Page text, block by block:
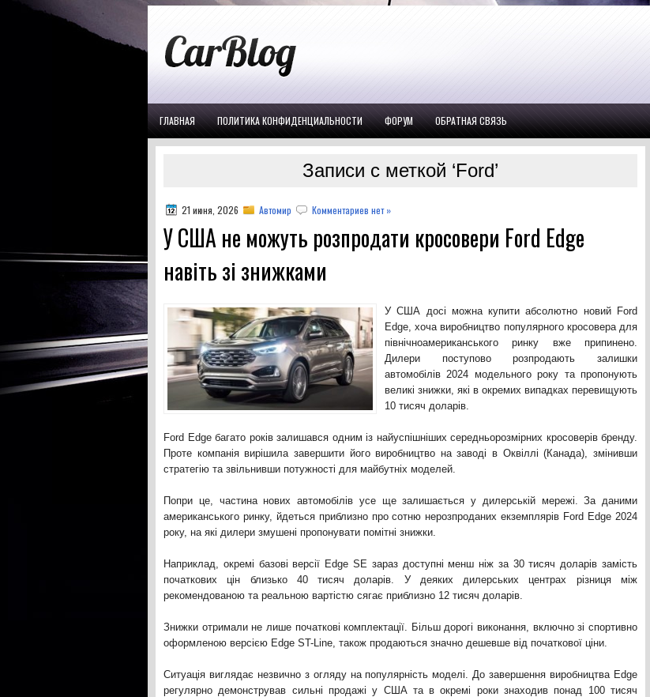
ГЛАВНАЯ ПОЛИТИКА КОНФИДЕНЦИАЛЬНОСТИ ФОРУМ ОБРАТНАЯ СВЯЗЬ
Записи с меткой ‘Ford’
21 июня, 2026 Автомир Комментариев нет »
У США не можуть розпродати кросовери Ford Edge
навіть зі знижками
У США досі можна купити абсолютно новий Ford
Edge, хоча виробництво популярного кросовера для
північноамериканського ринку вже припинено.
Дилери поступово розпродають залишки
автомобілів 2024 модельного року та пропонують
великі знижки, які в окремих випадках перевищують
10 тисяч доларів.
Ford Edge багато років залишався одним із найуспішніших середньорозмірних кросоверів бренду.
Проте компанія вирішила завершити його виробництво на заводі в Оквіллі (Канада), змінивши
стратегію та звільнивши потужності для майбутніх моделей.
Попри це, частина нових автомобілів усе ще залишається у дилерській мережі. За даними
американського ринку, йдеться приблизно про сотню нерозпроданих екземплярів Ford Edge 2024
року, на які дилери змушені пропонувати помітні знижки.
Наприклад, окремі базові версії Edge SE зараз доступні менш ніж за 30 тисяч доларів замість
початкових цін близько 40 тисяч доларів. У деяких дилерських центрах різниця між
рекомендованою та реальною вартістю сягає приблизно 12 тисяч доларів.
Знижки отримали не лише початкові комплектації. Більш дорогі виконання, включно зі спортивно
оформленою версією Edge ST-Line, також продаються значно дешевше від початкової ціни.
Ситуація виглядає незвично з огляду на популярність моделі. До завершення виробництва Edge
регулярно демонстрував сильні продажі у США та в окремі роки знаходив понад 100 тисяч